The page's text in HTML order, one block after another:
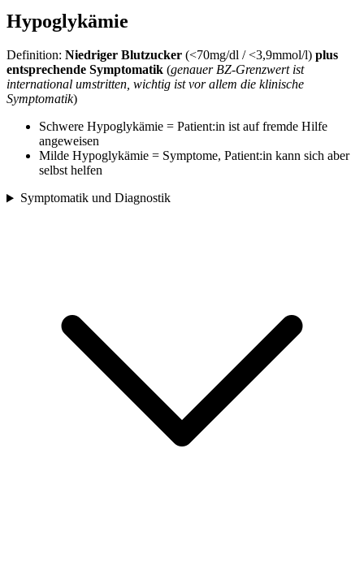
Hypoglykämie
Definition: Niedriger Blutzucker (<70mg/dl / <3,9mmol/l) plus
entsprechende Symptomatik (genauer BZ-Grenzwert ist
international umstritten, wichtig ist vor allem die klinische
Symptomatik)
Schwere Hypoglykämie = Patient:in ist auf fremde Hilfe
angeweisen
Milde Hypoglykämie = Symptome, Patient:in kann sich aber
selbst helfen
Symptomatik und Diagnostik